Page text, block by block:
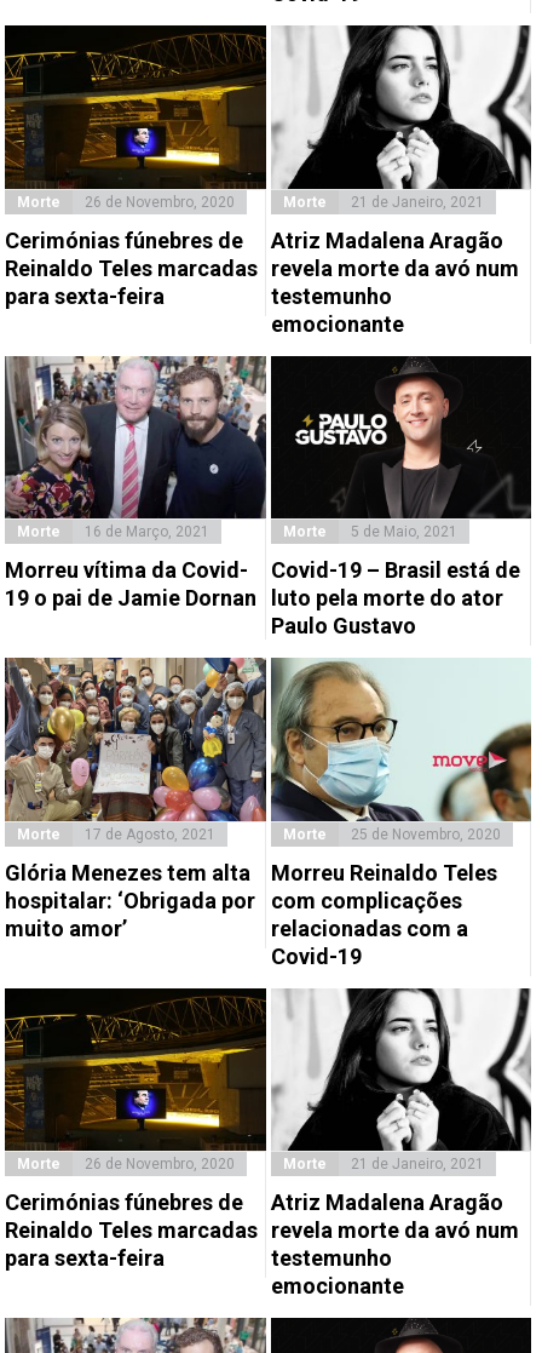
Morte 26 de Novembro, 2020
Cerimónias fúnebres de
Reinaldo Teles marcadas
para sexta-feira
Morte 21 de Janeiro, 2021
Atriz Madalena Aragão
revela morte da avó num
testemunho
emocionante
Morte 16 de Março, 2021
Morreu vítima da Covid-
19 o pai de Jamie Dornan
Morte 5 de Maio, 2021
Covid-19 – Brasil está de
luto pela morte do ator
Paulo Gustavo
Morte 17 de Agosto, 2021
Glória Menezes tem alta
hospitalar: ‘Obrigada por
muito amor’
Morte 25 de Novembro, 2020
Morreu Reinaldo Teles
com complicações
relacionadas com a
Covid-19
Morte 26 de Novembro, 2020
Cerimónias fúnebres de
Reinaldo Teles marcadas
para sexta-feira
Morte 21 de Janeiro, 2021
Atriz Madalena Aragão
revela morte da avó num
testemunho
emocionante